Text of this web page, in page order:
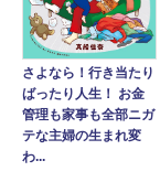
さよなら！行き当たり
ばったり人生！ お金
管理も家事も全部ニガ
テな主婦の生まれ変
わ...